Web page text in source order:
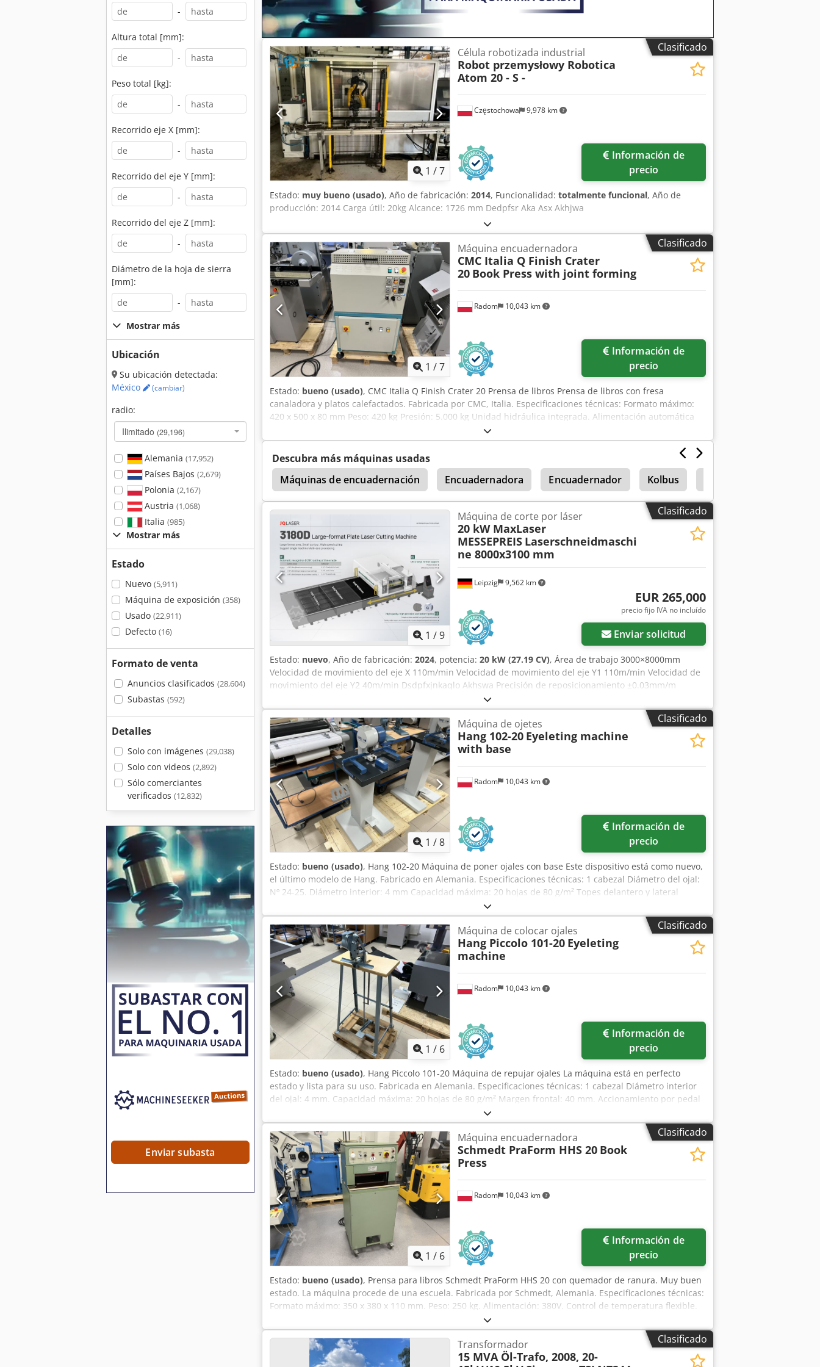
-
Altura total [mm]:
-
Peso total [kg]:
-
Recorrido eje X [mm]:
-
Recorrido del eje Y [mm]:
-
Recorrido del eje Z [mm]:
-
Diámetro de la hoja de sierra
[mm]:
-
Mostrar más
Ubicación
Su ubicación detectada:
México
(cambiar)
radio:
Ilimitado (29,196)
Alemania (17,952)
Países Bajos (2,679)
Polonia (2,167)
Austria (1,068)
Italia (985)
Mostrar más
Estado
Nuevo (5,911)
Máquina de exposición (358)
Usado (22,911)
Defecto (16)
Formato de venta
Anuncios clasificados (28,604)
Subastas (592)
Detalles
Solo con imágenes (29,038)
Solo con videos (2,892)
Sólo comerciantes
verificados (12,832)
Enviar subasta
le haremos una oferta personalizada. 👀 Hay más tamaños y variantes de contenedores disponibles. 🚛
Entrega posible en toda Alemania (con coste adicional).
Clasificado
1 /7
Częstochowa 9,978 km
Célula robotizada industrial
Robot przemysłowy Robotica
Atom 20 - S -
precio
Estado: muy bueno (usado), Año de fabricación: 2014, Funcionalidad: totalmente funcional, Año de
producción: 2014 Carga útil: 20kg Alcance: 1726 mm Dedpfsr Aka Asx Akhjwa
Clasificado
1 /7
Radom 10,043 km
Máquina encuadernadora
CMC Italia Q Finish Crater
20 Book Press with joint forming
precio
Estado: bueno (usado), CMC Italia Q Finish Crater 20 Prensa de libros Prensa de libros con fresa
canaladora y platos calefactados. Fabricada por CMC, Italia. Especificaciones técnicas: Formato máximo:
420 x 500 x 80 mm Peso: 420 kg Presión: 5.000 kg Unidad hidráulica integrada. Alimentación automática
de libros. Detección automática de formato. Suministro eléctrico: 380V + aire comprimido. Dwedpfx
Aozmu N Rekhoa
Descubra más máquinas usadas
Máquinas de encuadernación
Encuadernadora Encuadernador Kolbus
Transformadores Transformador 250 Kva
Clasificado
1 /9
Leipzig 9,562 km
Máquina de corte por láser
20 kW MaxLaser
MESSEPREIS Laserschneidmaschi
ne 8000x3100 mm
EUR 265,000
precio fijo IVA no incluído
Enviar solicitud
Estado: nuevo, Año de fabricación: 2024, potencia: 20 kW (27.19 CV), Área de trabajo 3000×8000mm
Velocidad de movimiento del eje X 110m/min Velocidad de movimiento del eje Y1 110m/min Velocidad de
movimiento del eje Y2 40m/min Dsdpfxjnkaqlo Akhswa Precisión de reposicionamiento ±0.03mm/m
Precisión de posicionamiento ±0,05mm Velocidad máxima de elevación 140 m/min Aceleración máxima
del elevador 2G Carga máxima 1000KG
Clasificado
1 /8
Radom 10,043 km
Máquina de ojetes
Hang 102-20 Eyeleting machine
with base
precio
Estado: bueno (usado), Hang 102-20 Máquina de poner ojales con base Este dispositivo está como nuevo,
el último modelo de Hang. Fabricado en Alemania. Especificaciones técnicas: 1 cabezal Diámetro del ojal:
Nº 24-25. Diámetro interior: 4 mm Capacidad máxima: 20 hojas de 80 g/m² Topes delantero y lateral
Funcionamiento manual El dispositivo alimenta el ojal en la dirección correcta, perfora y remacha el ojal
en una sola operación. Se incluye manual de instrucciones. Dedpfxjzlgfno Akhswa
Clasificado
1 / 6
Radom 10,043 km
Máquina de colocar ojales
Hang Piccolo 101-20 Eyeleting
machine
precio
Estado: bueno (usado), Hang Piccolo 101-20 Máquina de repujar ojales La máquina está en perfecto
estado y lista para su uso. Fabricada en Alemania. Especificaciones técnicas: 1 cabezal Diámetro interior
del ojal: 4 mm. Capacidad máxima: 20 hojas de 80 g/m² Margen frontal: 40 mm. Accionamiento por pedal
La máquina perfora, avanza y remacha el ojal en una sola operación. Dwedpfx Asziyx Aekhoa
Clasificado
1 / 6
Radom 10,043 km
Máquina encuadernadora
Schmedt PraForm HHS 20 Book
Press
precio
Estado: bueno (usado), Prensa para libros Schmedt PraForm HHS 20 con quemador de ranura. Muy buen
estado. La máquina procede de una escuela. Fabricada por Schmedt, Alemania. Especificaciones técnicas:
Formato máximo: 350 x 380 x 110 mm. Peso: 250 kg. Alimentación: 380V. Control de temperatura flexible.
Clasificado
Transformador
15 MVA Öl-Trafo, 2008, 20-